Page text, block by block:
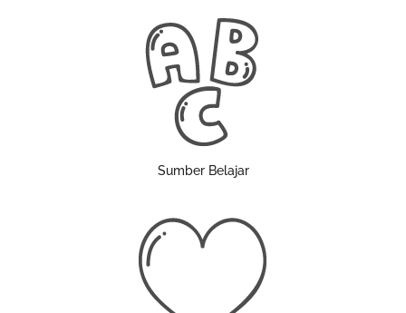
Sumber Belajar